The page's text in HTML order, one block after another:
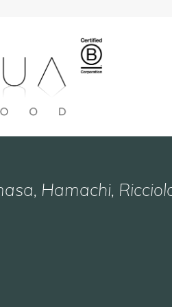
Hamachi,